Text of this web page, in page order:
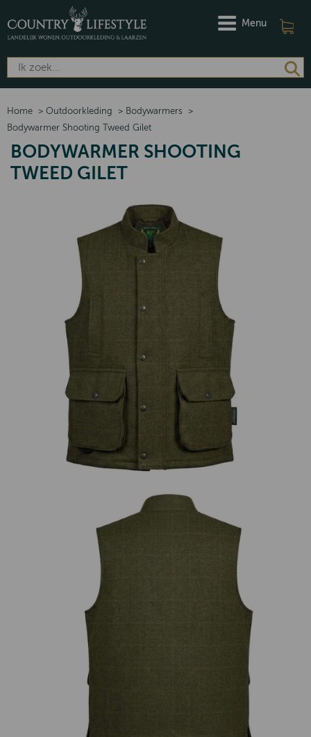
Menu
Home > Outdoorkleding > Bodywarmers
>
Bodywarmer Shooting Tweed Gilet
BODYWARMER SHOOTING
TWEED GILET